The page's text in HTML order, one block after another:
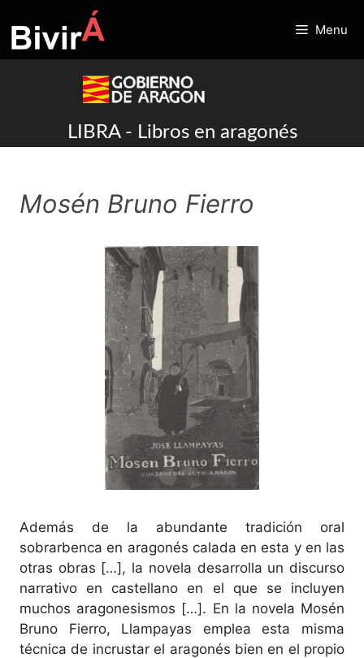
to
content
Menu
LIBRA - Libros en aragonés
Mosén Bruno Fierro
Además de la abundante tradición oral
sobrarbenca en aragonés calada en esta y en las
otras obras […], la novela desarrolla un discurso
narrativo en castellano en el que se incluyen
muchos aragonesismos […]. En la novela Mosén
Bruno Fierro, Llampayas emplea esta misma
técnica de incrustar el aragonés bien en el propio